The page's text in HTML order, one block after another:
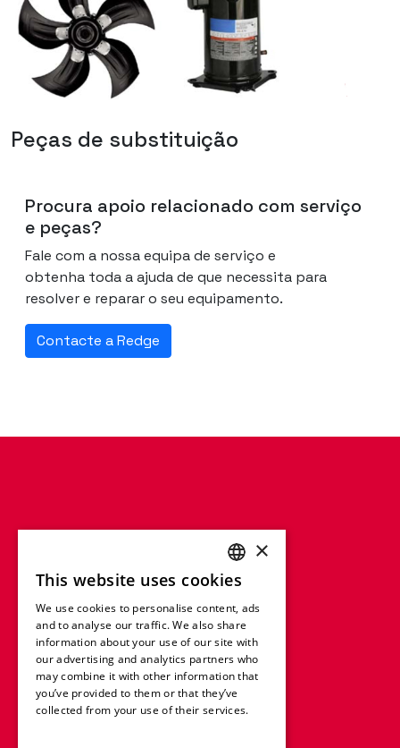
Peças de substituição
Procura apoio relacionado com serviço
e peças?
Fale com a nossa equipa de serviço e
obtenha toda a ajuda de que necessita para
resolver e reparar o seu equipamento.
Contacte a Redge
ENGLISH
FRENCH
GERMAN
ITALIAN
SPANISH
×
This website uses cookies
We use cookies to personalise content, ads
and to analyse our traffic. We also share
information about your use of our site with
our advertising and analytics partners who
may combine it with other information that
you’ve provided to them or that they’ve
collected from your use of their services.